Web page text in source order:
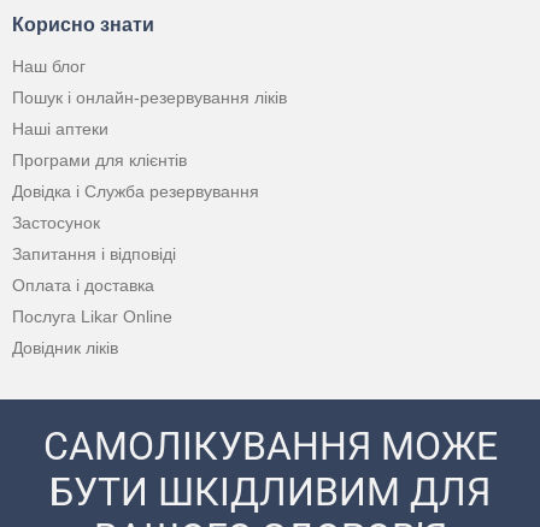
Корисно знати
Наш блог
Пошук і онлайн-резервування ліків
Наші аптеки
Програми для клієнтів
Довідка і Служба резервування
Застосунок
Запитання і відповіді
Оплата і доставка
Послуга Likar Online
Довідник ліків
САМОЛІКУВАННЯ МОЖЕ
БУТИ ШКІДЛИВИМ ДЛЯ